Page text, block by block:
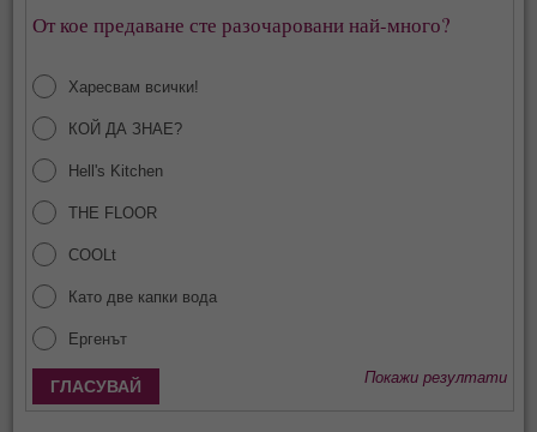
От кое предаване сте разочаровани най-много?
Харесвам всички!
КОЙ ДА ЗНАЕ?
Hell's Kitchen
THE FLOOR
COOLt
Като две капки вода
Ергенът
Покажи резултати